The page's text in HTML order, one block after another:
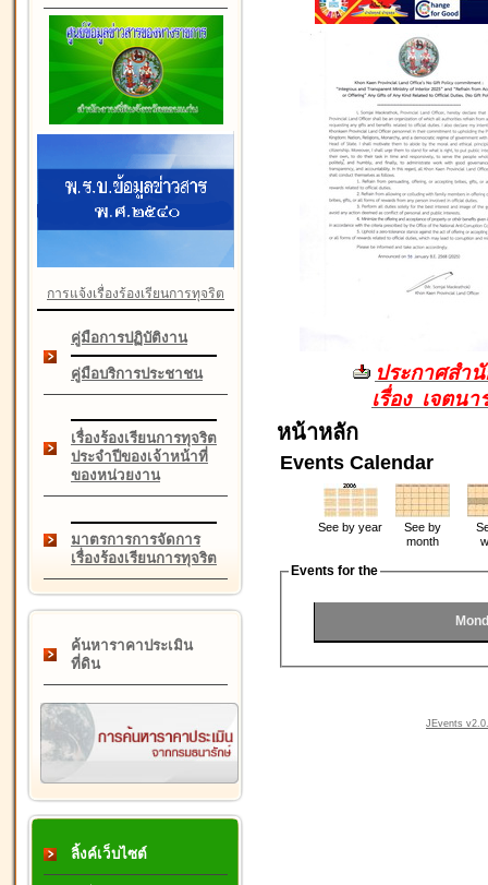
การแจ้งเรื่องร้องเรียนการทุจริต
คู่มือการปฏิบัติงาน
คู่มือบริการประชาชน
เรื่องร้องเรียนการทุจริต
ประจำปีของเจ้าหน้าที่
ของหน่วยงาน
มาตรการการจัดการ
เรื่องร้องเรียนการทุจริต
ค้นหาราคาประเมิน
ที่ดิน
ลิ้งค์เว็บไซต์
ประกาศสำ
เรื่อง เจตน
หน้าหลัก
Events Calendar
See by year
See by
month
Events for the
JEvents